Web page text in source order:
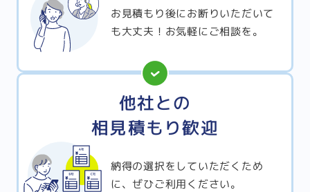
お見積もり後にお断りいただいて
も大丈夫！お気軽にご相談を。
他社との
相見積もり歓迎
納得の選択をしていただくため
に、ぜひご利用ください。